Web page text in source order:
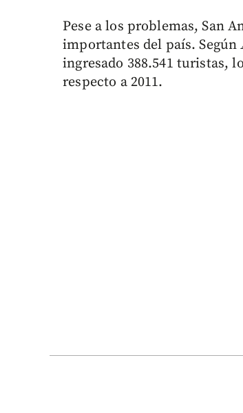
Pese a los problemas, San
importantes del país. Según
ingresado 388.541 turistas,
respecto a 2011.